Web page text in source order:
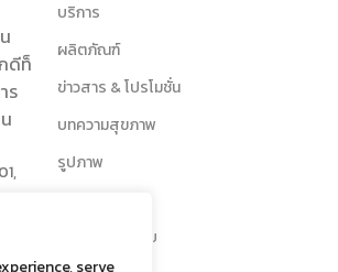
serve
ดีท็
ร
บริการ
ผลิตภัณฑ์
ข่าวสาร & โปรโมชั่น
บทความสุขภาพ
รูปภาพ
คำถามที่พบบ่อย